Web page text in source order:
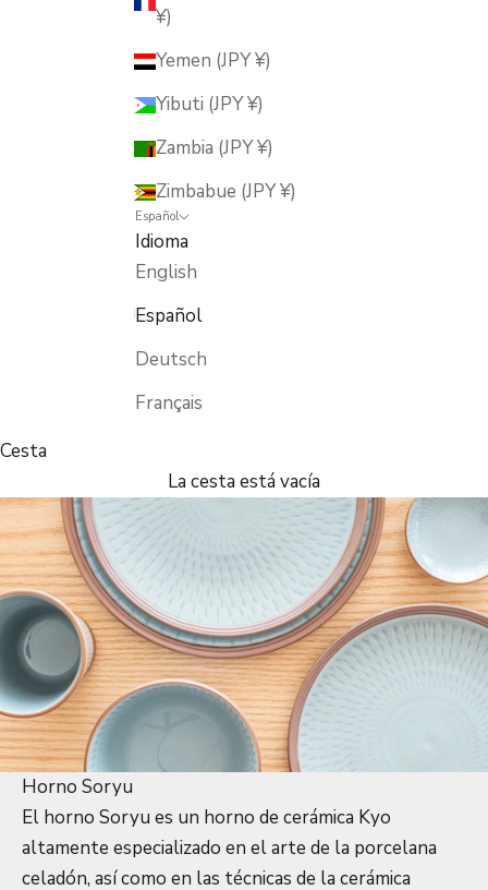
¥)
Yemen (JPY ¥)
Yibuti (JPY ¥)
Zambia (JPY ¥)
Zimbabue (JPY ¥)
Español
Idioma
English
Español
Deutsch
Français
Cesta
La cesta está vacía
Horno Soryu
El horno Soryu es un horno de cerámica Kyo
altamente especializado en el arte de la porcelana
celadón, así como en las técnicas de la cerámica